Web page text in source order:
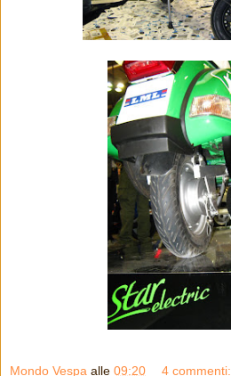
Mondo Vespa alle 09:20 4 commenti: